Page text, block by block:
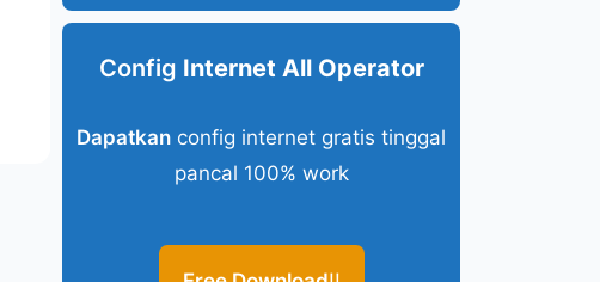
Config Internet All Operator
Dapatkan config internet gratis tinggal
pancal 100% work